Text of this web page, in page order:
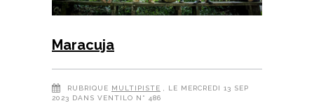
Maracuja
RUBRIQUE MULTIPISTE , LE MERCREDI 13 SEP
2023 DANS VENTILO N° 486